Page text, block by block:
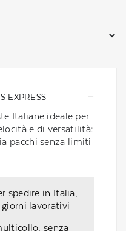
EXPRESS
Italiane ideale per
e di versatilità:
pacchi senza limiti
spedire in Italia,
giorni lavorativi
senza